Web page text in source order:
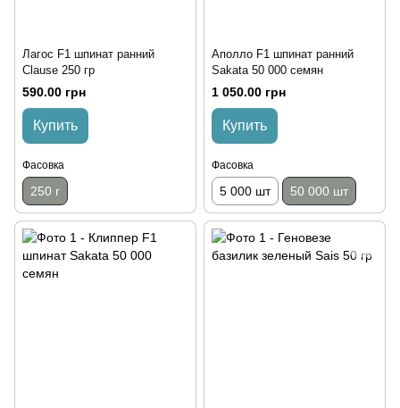
Лагос F1 шпинат ранний
Clause 250 гр
590.00 грн
Купить
Фасовка
250 г
Аполло F1 шпинат ранний
Sakata 50 000 семян
1 050.00 грн
Купить
Фасовка
5 000 шт 50 000 шт